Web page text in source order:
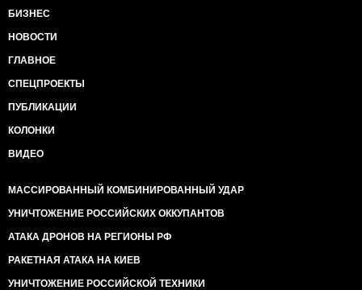
БИЗНЕС
НОВОСТИ
ГЛАВНОЕ
СПЕЦПРОЕКТЫ
ПУБЛИКАЦИИ
КОЛОНКИ
ВИДЕО
МАССИРОВАННЫЙ КОМБИНИРОВАННЫЙ УДАР
УНИЧТОЖЕНИЕ РОССИЙСКИХ ОККУПАНТОВ
АТАКА ДРОНОВ НА РЕГИОНЫ РФ
РАКЕТНАЯ АТАКА НА КИЕВ
УНИЧТОЖЕНИЕ РОССИЙСКОЙ ТЕХНИКИ